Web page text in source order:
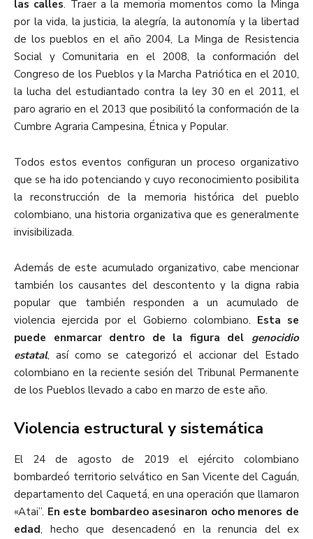
las calles. Traer a la memoria momentos como la Minga
por la vida, la justicia, la alegría, la autonomía y la libertad
de los pueblos en el año 2004, La Minga de Resistencia
Social y Comunitaria en el 2008, la conformación del
Congreso de los Pueblos y la Marcha Patriótica en el 2010,
la lucha del estudiantado contra la ley 30 en el 2011, el
paro agrario en el 2013 que posibilitó la conformación de la
Cumbre Agraria Campesina, Étnica y Popular.
Todos estos eventos configuran un proceso organizativo
que se ha ido potenciando y cuyo reconocimiento posibilita
la reconstrucción de la memoria histórica del pueblo
colombiano, una historia organizativa que es generalmente
invisibilizada.
Además de este acumulado organizativo, cabe mencionar
también los causantes del descontento y la digna rabia
popular que también responden a un acumulado de
violencia ejercida por el Gobierno colombiano. Esta se
puede enmarcar dentro de la figura del genocidio
estatal, así como se categorizó el accionar del Estado
colombiano en la reciente sesión del Tribunal Permanente
de los Pueblos llevado a cabo en marzo de este año.
Violencia estructural y sistemática
El 24 de agosto de 2019 el ejército colombiano
bombardeó territorio selvático en San Vicente del Caguán,
departamento del Caquetá, en una operación que llamaron
«Atai”. En este bombardeo asesinaron ocho menores de
edad, hecho que desencadenó en la renuncia del ex